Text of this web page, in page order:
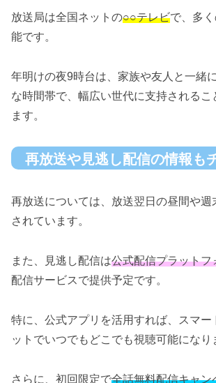
放送局は全国ネットの○○テレビで、多
能です。
年明けの夜9時台は、家族や友人と一緒
な時間帯で、幅広い世代に支持されるこ
ます。
再放送や見逃し配信の情報も
再放送については、放送翌日の昼間や週
されています。
また、見逃し配信は公式配信プラットフ
配信サービスで提供予定です。
特に、公式アプリを活用すれば、スマー
ットでいつでもどこでも視聴可能になり
さらに、初回限定で全話無料配信キャン